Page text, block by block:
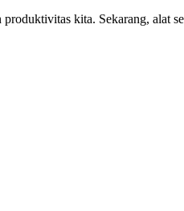
kita. Sekarang, alat